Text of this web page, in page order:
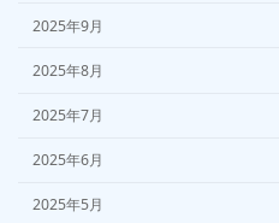
2025年9月
2025年8月
2025年7月
2025年6月
2025年5月